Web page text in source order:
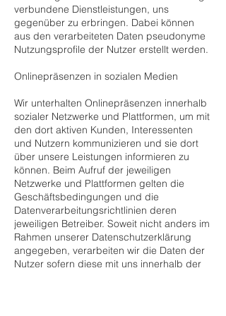
verbundene Dienstleistungen, uns
gegenüber zu erbringen. Dabei können
aus den verarbeiteten Daten pseudonyme
Nutzungsprofile der Nutzer erstellt werden.
Onlinepräsenzen in sozialen Medien
Wir unterhalten Onlinepräsenzen innerhalb
sozialer Netzwerke und Plattformen, um mit
den dort aktiven Kunden, Interessenten
und Nutzern kommunizieren und sie dort
über unsere Leistungen informieren zu
können. Beim Aufruf der jeweiligen
Netzwerke und Plattformen gelten die
Geschäftsbedingungen und die
Datenverarbeitungsrichtlinien deren
jeweiligen Betreiber. Soweit nicht anders im
Rahmen unserer Datenschutzerklärung
angegeben, verarbeiten wir die Daten der
Nutzer sofern diese mit uns innerhalb der